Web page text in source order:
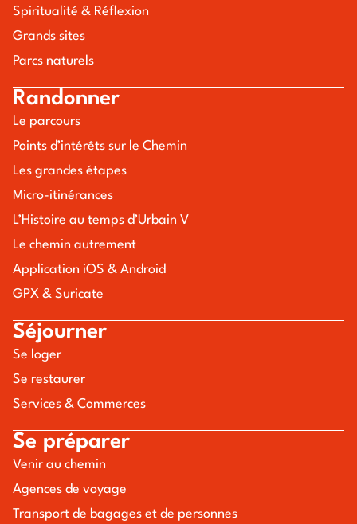
Spiritualité & Réflexion
Grands sites
Parcs naturels
Randonner
Le parcours
Points d’intérêts sur le Chemin
Les grandes étapes
Micro-itinérances
L’Histoire au temps d’Urbain V
Le chemin autrement
Application iOS & Android
GPX & Suricate
Séjourner
Se loger
Se restaurer
Services & Commerces
Se préparer
Venir au chemin
Agences de voyage
Transport de bagages et de personnes